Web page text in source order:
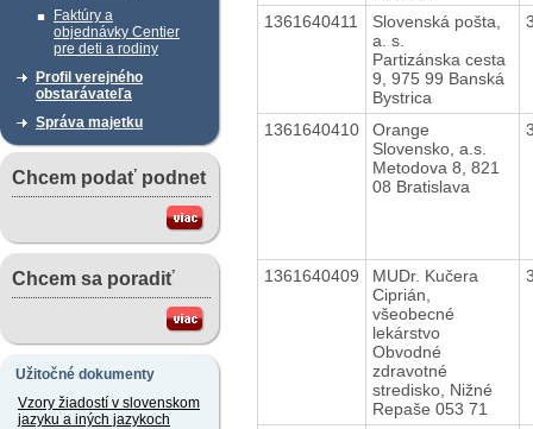
Faktúry a
objednávky Centier
pre deti a rodiny
Profil verejného
obstarávateľa
Správa majetku
Chcem podať podnet
Chcem sa poradiť
Užitočné dokumenty
Vzory žiadostí v slovenskom
jazyku a iných jazykoch
1361640411
Slovenská pošta,
a. s.
Partizánska cesta
9, 975 99 Banská
Bystrica
1361640410
Orange
Slovensko, a.s.
Metodova 8, 821
08 Bratislava
1361640409
MUDr. Kučera
Ciprián,
všeobecné
lekárstvo
Obvodné
zdravotné
stredisko, Nižné
Repaše 053 71